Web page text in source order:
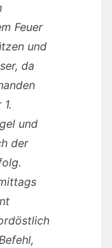
Feuer
und
da
und
der